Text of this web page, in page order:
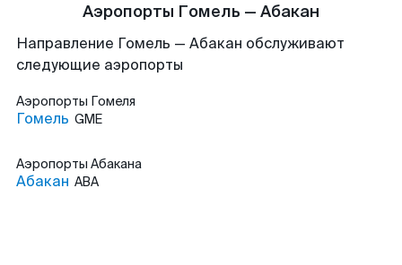
Аэропорты Гомель — Абакан
Направление Гомель — Абакан обслуживают
следующие аэропорты
Аэропорты Гомеля
Гомель GME
Аэропорты Абакана
Абакан ABA